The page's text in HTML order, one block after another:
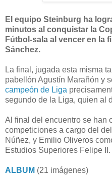
El equipo Steinburg ha
minutos al conquistar la
Fútbol-sala al vencer en la
Sánchez.
La final, jugada esta misma
pabellón Agustín Marañón y
campeón de Liga
segundo de la Liga, quien al
Al final del encuentro se han
competiciones a cargo del
Núñez, y Emilio Oliveros
Estudios Superiores Felipe II.
ALBUM (21 imágenes)